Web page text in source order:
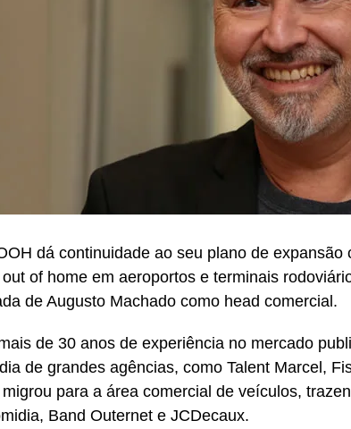
dá continuidade ao seu plano de
of home em aeroportos e terminais
de Augusto Machado como head comercial.
de 30 anos de experiência no mercado
de grandes agências, como Talent Marcel,
para a área comercial de veículos,
Band Outernet e JCDecaux.